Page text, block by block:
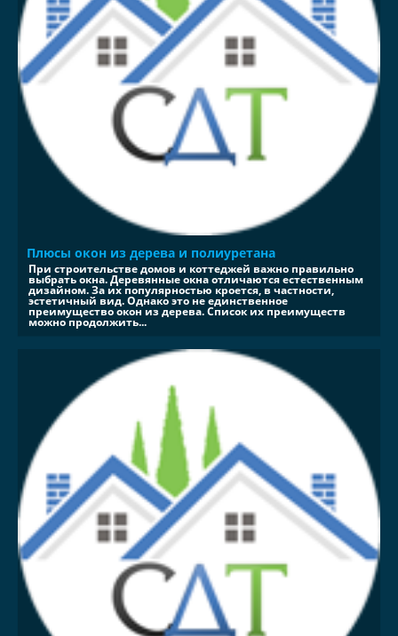
Плюсы окон из дерева и полиуретана
При строительстве домов и коттеджей важно правильно
выбрать окна. Деревянные окна отличаются естественным
дизайном. За их популярностью кроется, в частности,
эстетичный вид. Однако это не единственное
преимущество окон из дерева. Список их преимуществ
можно продолжить...